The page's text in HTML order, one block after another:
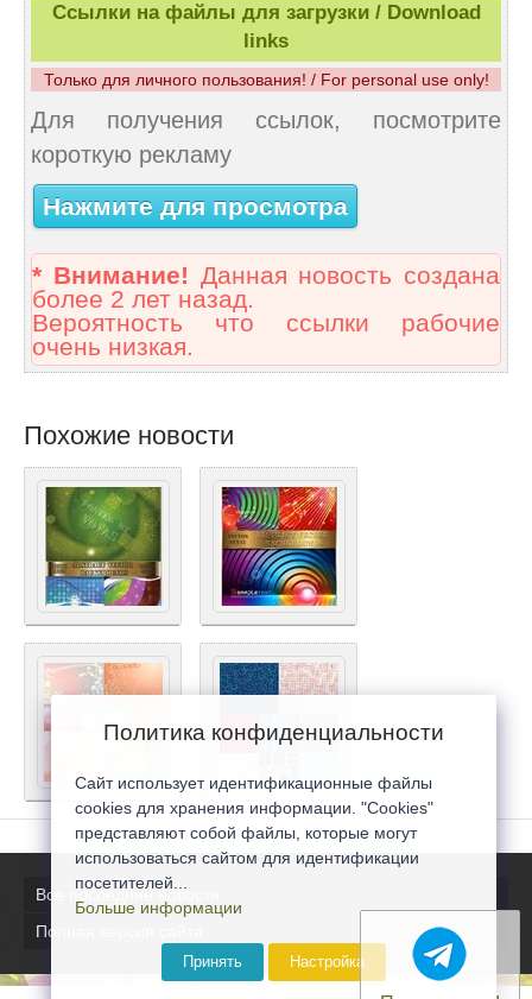
Ссылки на файлы для загрузки / Download
links
Только для личного пользования! / For personal use only!
Для получения ссылок, посмотрите
короткую рекламу
Нажмите для просмотра
* Внимание! Данная новость создана
более 2 лет назад.
Вероятность что ссылки рабочие
очень низкая.
Похожие новости
Все последние новости
Полная версия сайта
Политика конфиденциальности
Сайт использует идентификационные файлы
cookies для хранения информации. "Cookies"
представляют собой файлы, которые могут
использоваться сайтом для идентификации
посетителей...
Больше информации
Принять Настройка